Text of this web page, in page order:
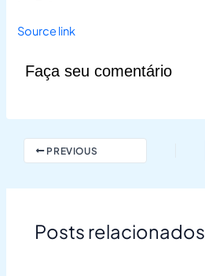
Source link
Faça seu comentário
PREVIOUS
Posts relacionados